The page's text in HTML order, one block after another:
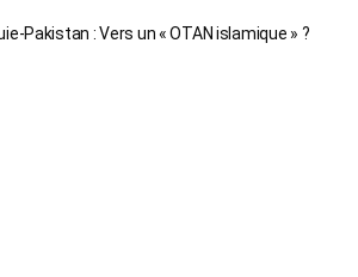
Pakistan : Vers un « OTAN islamique » ?